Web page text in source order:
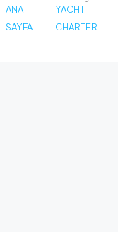
ANA
SAYFA
YACHT
CHARTER